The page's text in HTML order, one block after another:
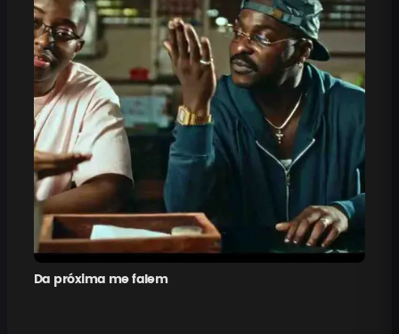
Da próxima me falem